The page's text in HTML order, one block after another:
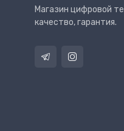
Магазин цифровой
качество, гарантия.